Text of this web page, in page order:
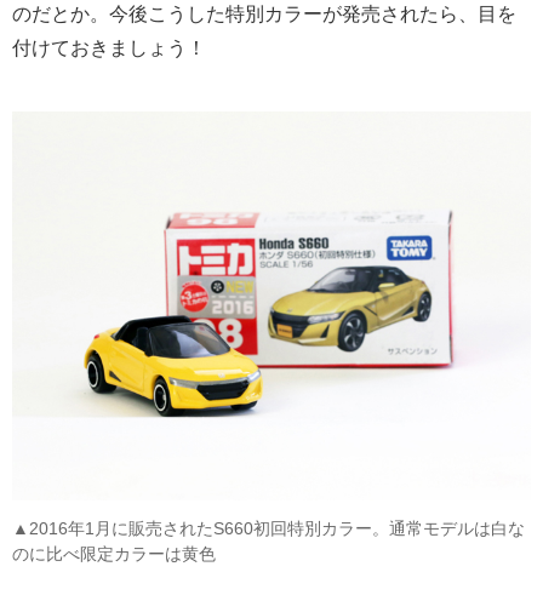
のだとか。今後こうした特別カラーが発売されたら、目を
付けておきましょう！
▲2016年1月に販売されたS660初回特別カラー。通常モデルは白な
のに比べ限定カラーは黄色